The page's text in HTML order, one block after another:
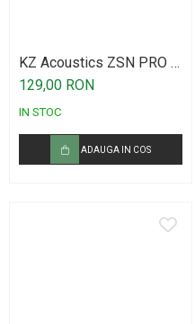
KZ Acoustics ZSN PRO X
Black
129,00 RON
IN STOC
ADAUGA IN COS